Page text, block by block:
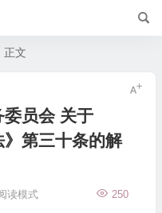
正文
员会 关于
》第三十条的解
250
读模式